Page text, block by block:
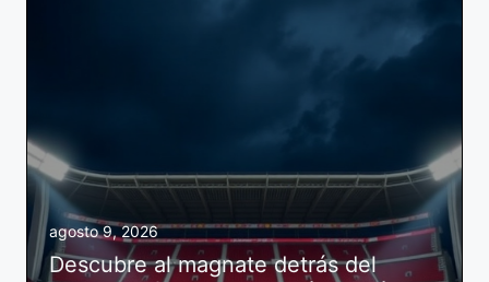
agosto 9, 2026
Descubre al magnate detrás del